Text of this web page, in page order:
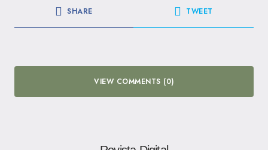
SHARE TWEET
VIEW COMMENTS (0)